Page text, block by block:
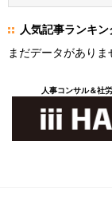
人気記事ランキン
まだデータがありま
人事コンサル＆社